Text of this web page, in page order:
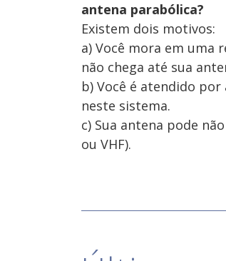
antena parabólica?
Existem dois motivos:
a) Você mora em uma
não chega até sua
b) Você é atendido
neste sistema.
c) Sua antena pode
ou VHF).